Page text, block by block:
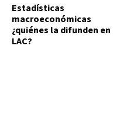
Estadísticas
macroeconómicas
¿quiénes la difunden en
LAC?